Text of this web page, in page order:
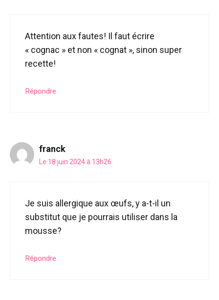
Attention aux fautes! Il faut écrire
« cognac » et non « cognat », sinon super
recette!
Répondre
franck
Le 18 juin 2024 à 13h26
Je suis allergique aux œufs, y a-t-il un
substitut que je pourrais utiliser dans la
mousse?
Répondre